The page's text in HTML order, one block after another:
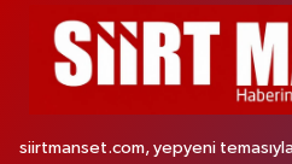
siirtmanset.com, yepyeni